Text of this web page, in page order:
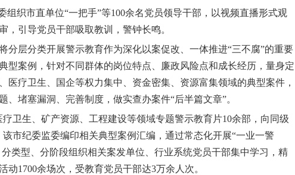
市直单位“一把手”等100余名党员领导干部，以视频直播形式观
引导党员干部吸取教训，警钟长鸣。
层分类开展警示教育作为深化以案促改、一体推进“三不腐”的重要
案例，针对不同群体的岗位特点、廉政风险点和成长经历，量身定
疗卫生、国企等权力集中、资金密集、资源富集领域的典型案件，
堵塞漏洞、完善制度，做实查办案件“后半篇文章”。
生、矿产资源、工程建设等领域专题警示教育片10余部，向同级
市纪委监委编印相关典型案例汇编，通过常态化开展“一业一警
类型、分阶段组织相关案发单位、行业系统党员干部集中学习，精
1700余场次，受教育党员干部达3万余人次。